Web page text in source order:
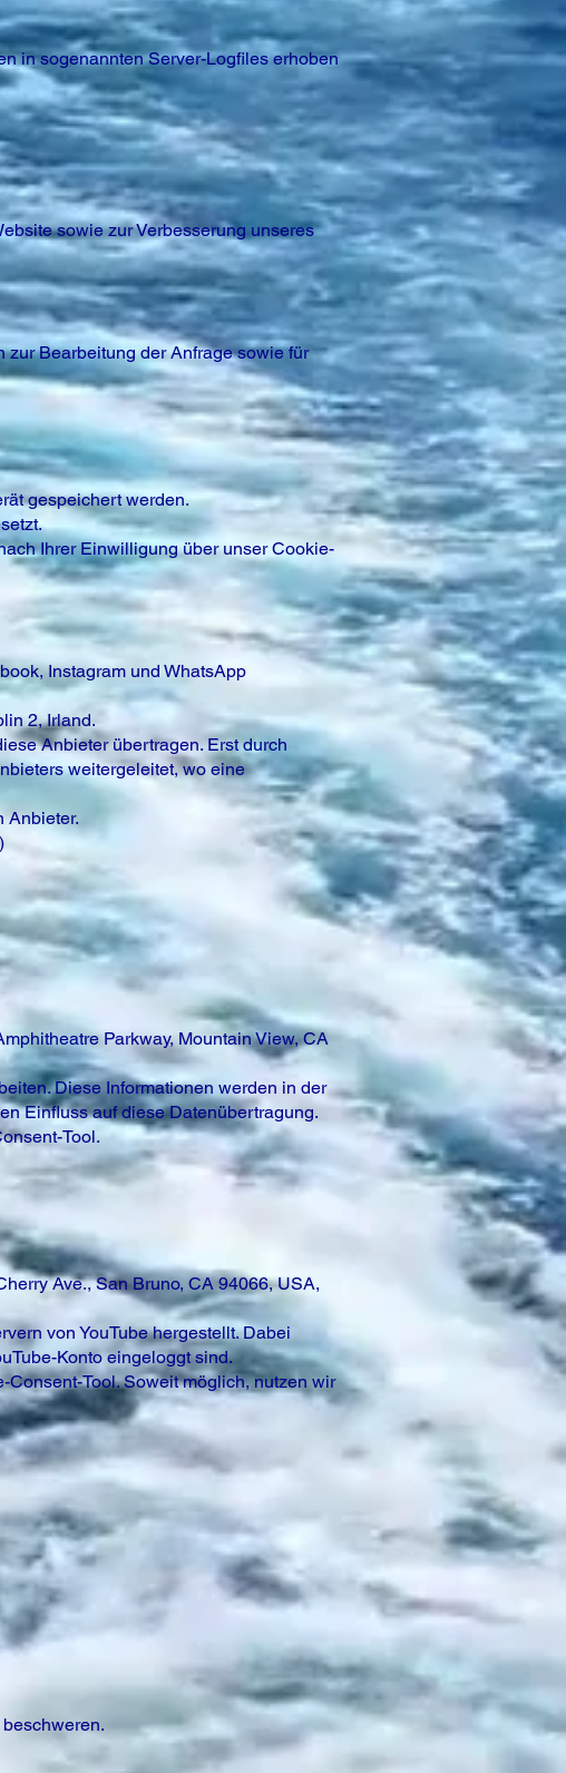
in sogenannten Server-Logfiles erhoben
sowie zur Verbesserung unseres
zur Bearbeitung der Anfrage sowie für
gespeichert werden.
Ihrer Einwilligung über unser Cookie-
Instagram und WhatsApp
2, Irland.
Anbieter übertragen. Erst durch
weitergeleitet, wo eine
Anbieter.
Parkway, Mountain View, CA
Diese Informationen werden in der
Einfluss auf diese Datenübertragung.
Tool.
Ave., San Bruno, CA 94066, USA,
von YouTube hergestellt. Dabei
Konto eingeloggt sind.
Tool. Soweit möglich, nutzen wir